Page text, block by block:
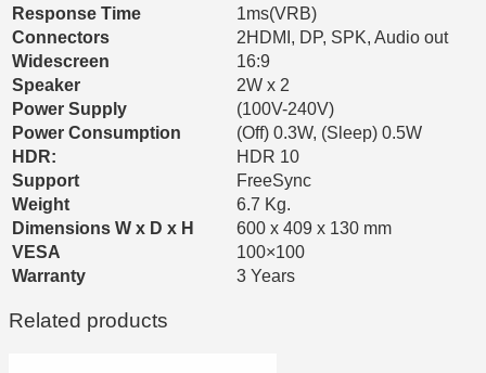
Response Time
1ms(VRB)
Connectors
2HDMI, DP, SPK, Audio out
Widescreen
16:9
Speaker
2W x 2
Power Supply
(100V-240V)
Power Consumption
(Off) 0.3W, (Sleep) 0.5W
HDR:
HDR 10
Support
FreeSync
Weight
6.7 Kg.
Dimensions W x D x H
600 x 409 x 130 mm
VESA
100×100
Warranty
3 Years
Related products